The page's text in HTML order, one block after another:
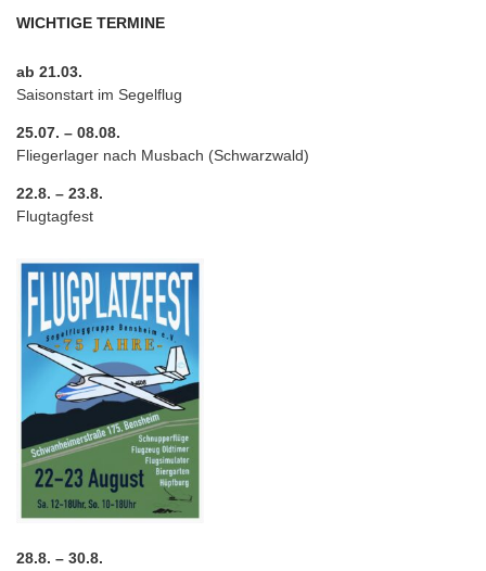
WICHTIGE TERMINE
ab 21.03.
Saisonstart im Segelflug
25.07. – 08.08.
Fliegerlager nach Musbach (Schwarzwald)
22.8. – 23.8.
Flugtagfest
28.8. – 30.8.